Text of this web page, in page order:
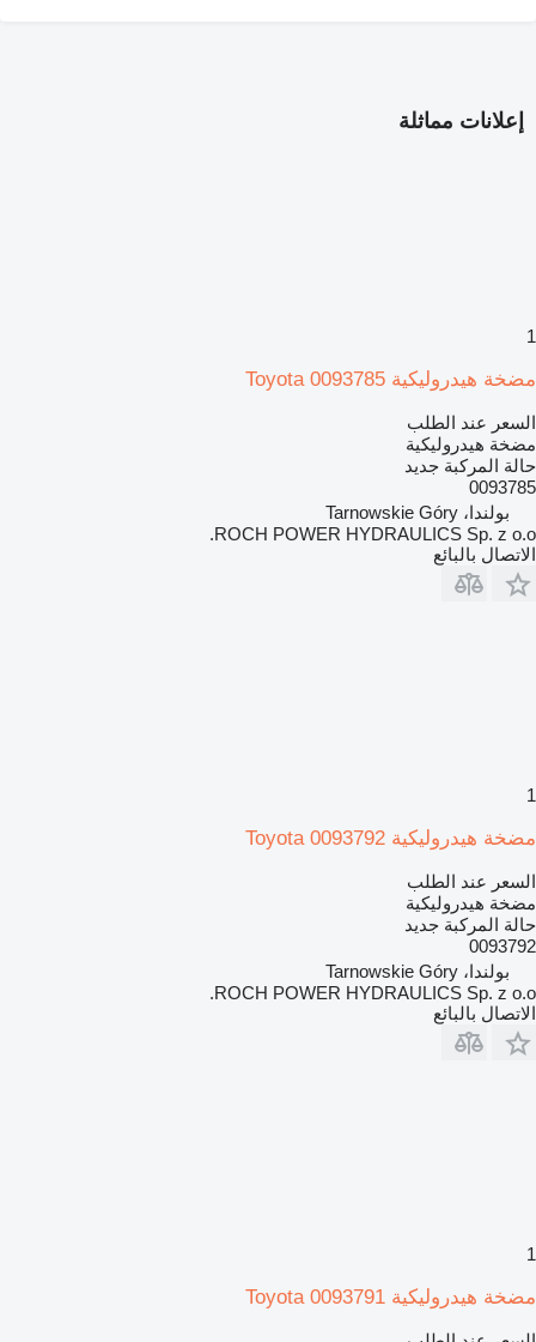
إعلانات مماثلة
1
مضخة هيدروليكية Toyota 0093785
السعر عند الطلب
مضخة هيدروليكية
حالة المركبة جديد
0093785
بولندا، Tarnowskie Góry
ROCH POWER HYDRAULICS Sp. z o.o.
الاتصال بالبائع
1
مضخة هيدروليكية Toyota 0093792
السعر عند الطلب
مضخة هيدروليكية
حالة المركبة جديد
0093792
بولندا، Tarnowskie Góry
ROCH POWER HYDRAULICS Sp. z o.o.
الاتصال بالبائع
1
مضخة هيدروليكية Toyota 0093791